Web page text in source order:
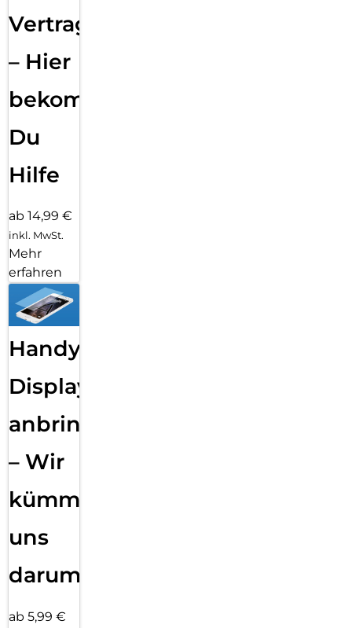
Vertragsabwicklung
– Hier
bekommst
Du
Hilfe
ab 14,99 €
inkl. MwSt.
Mehr
erfahren
Handy
Displayfolie
anbringen
– Wir
kümmern
uns
darum!
ab 5,99 €